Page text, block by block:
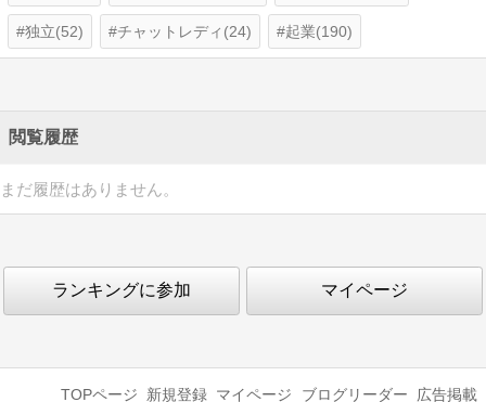
独立(52) チャットレディ(24) 起業(190)
閲覧履歴
まだ履歴はありません。
ランキングに参加 マイページ
TOPページ 新規登録 マイページ ブログリーダー 広告掲載